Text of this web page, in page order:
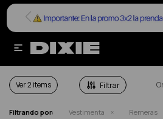

REMERAS EN SALE
Ver
Filtrando por: Vestimenta Remeras